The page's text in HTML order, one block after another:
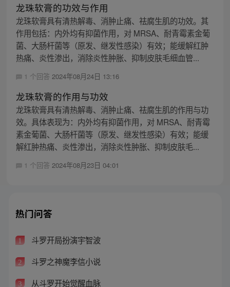
龙珠软膏的功效与作用
龙珠软膏具有清热解毒、消肿止痛、祛腐生肌的功效。其
作用包括：内外均有抑菌作用，对 MRSA、耐青霉素金葡
菌、大肠杆菌等（原发、继发性感染）有效；能缓解红肿
热痛、炎性渗出，消除炎性肿胀、抑制皮肤毛细血管...
1 个回答 2024年08月24日 13:16
龙珠软膏的作用与功效
龙珠软膏具有清热解毒、消肿止痛、祛腐生肌的作用与功
效。具体表现为：内外均有抑菌作用，对 MRSA、耐青霉
素金葡菌、大肠杆菌等（原发、继发性感染）有效；能缓
解红肿热痛、炎性渗出，消除炎性肿胀、抑制皮肤毛...
1 个回答 2024年08月23日 04:01
热门问答
1 斗罗开局扮演宇智波
2 斗罗之神魔李信小说
3 从斗罗开始觉醒血脉